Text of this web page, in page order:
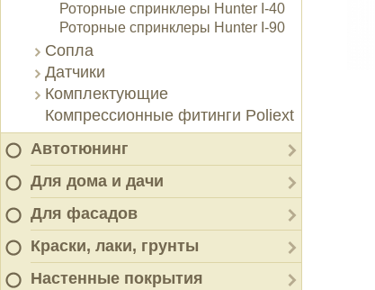
Роторные спринклеры Hunter I-40
Роторные спринклеры Hunter I-90
Сопла
Датчики
Комплектующие
Компрессионные фитинги Poliext
Автотюнинг
Для дома и дачи
Для фасадов
Краски, лаки, грунты
Настенные покрытия